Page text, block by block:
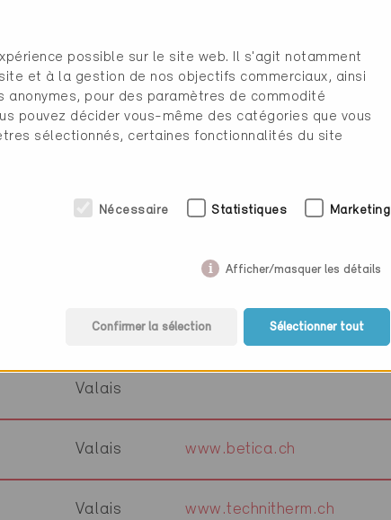
Valais www.frossardbois.ch
Valais www.deneriaz.com
Valais www.valcalorie.ch
Valais
Valais www.betica.ch
Valais www.technitherm.ch
possible sur le site web. Il s'agit notamment
et à la gestion de nos objectifs commerciaux, ainsi
anonymes, pour des paramètres de commodité
pouvez décider vous-même des catégories que vous
sélectionnés, certaines fonctionnalités du site
Nécessaire Statistiques Marketing
Afficher/masquer les détails
Confirmer la sélection Sélectionner tout